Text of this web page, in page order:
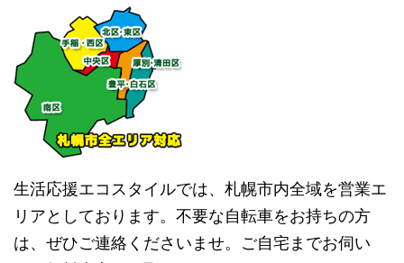
生活応援エコスタイルでは、札幌市内全域を営業エ
リアとしております。不要な自転車をお持ちの方
は、ぜひご連絡くださいませ。ご自宅までお伺い